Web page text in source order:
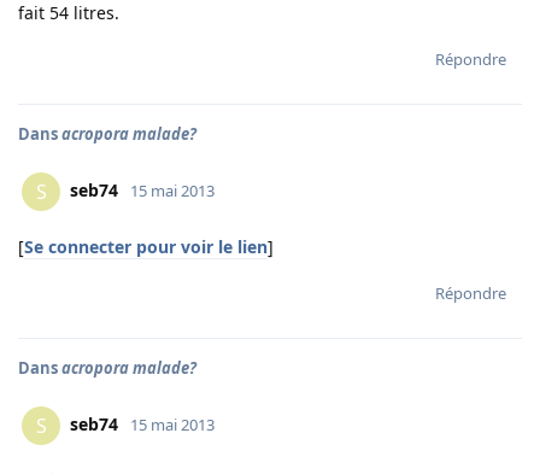
fait 54 litres.
Répondre
Dansacropora malade?
S seb74 15 mai 2013
[Se connecter pour voir le lien]
Répondre
Dansacropora malade?
S seb74 15 mai 2013